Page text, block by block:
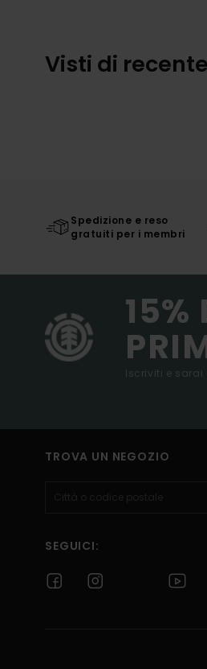
Visti di recente
Spedizione e reso
gratuiti per i membri
15%
Iscriviti e sarai
TROVA UN NEGOZIO
SEGUICI: